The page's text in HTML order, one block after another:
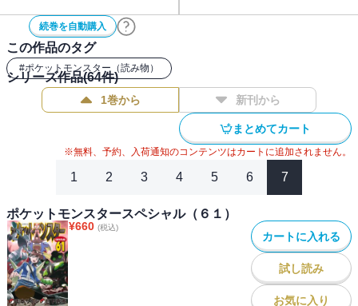
続巻を自動購入
この作品のタグ
#ポケットモンスター（読み物）
シリーズ作品(64件)
1巻から 新刊から
まとめてカート
※無料、予約、入荷通知のコンテンツはカートに追加されません。
1 2 3 4 5 6 7
ポケットモンスタースペシャル（６１）
¥660 (税込)
カートに入れる
試し読み
お気に入り